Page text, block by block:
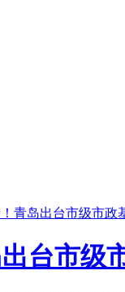
青岛出台市级市政
台市级